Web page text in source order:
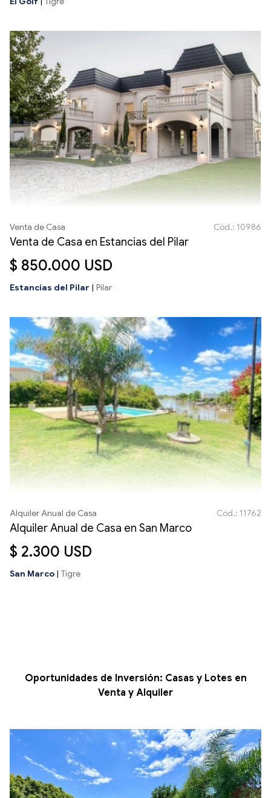
Venta de Casa Cód.: 10986
Venta de Casa en Estancias del Pilar
$ 850.000 USD
Estancias del Pilar | Pilar
Alquiler Anual de Casa Cód.: 11762
Alquiler Anual de Casa en San Marco
$ 2.300 USD
San Marco | Tigre
Oportunidades de Inversión: Casas y Lotes en
Venta y Alquiler